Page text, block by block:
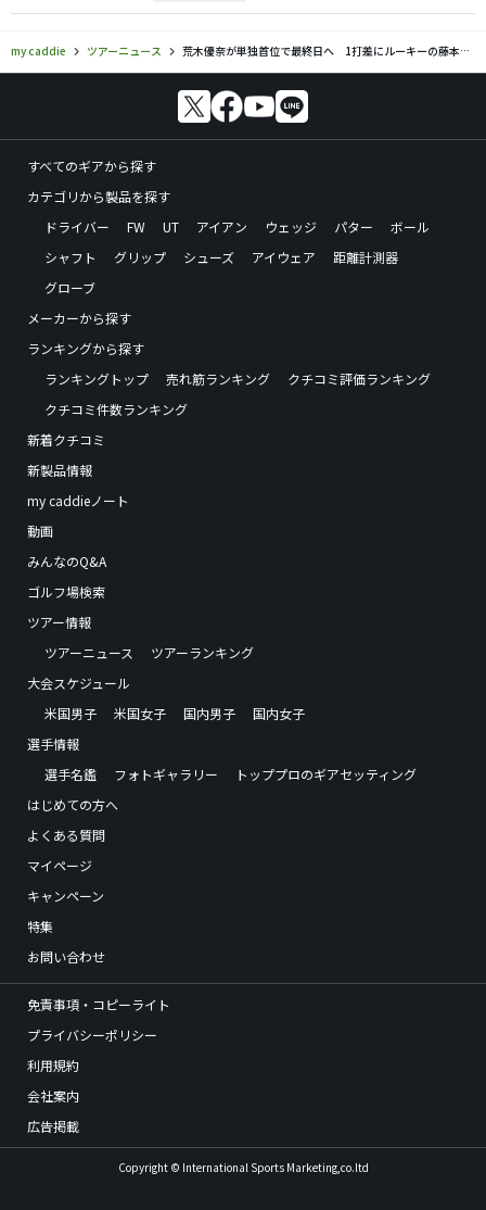
my caddie ツアーニュース 荒木優奈が単独首位で最終日へ 1打差にルーキーの藤本愛菜
すべてのギアから探す
カテゴリから製品を探す
ドライバー
FW UT アイアン ウェッジ パター
ボール
シャフト
グリップ シューズ アイウェア
距離計測器
グローブ
メーカーから探す
ランキングから探す
ランキングトップ
売れ筋ランキング
クチコミ評価ランキング
クチコミ件数ランキング
新着クチコミ
新製品情報
my caddieノート
動画
みんなのQ&A
ゴルフ場検索
ツアー情報
ツアーニュース
ツアーランキング
大会スケジュール
米国男子
米国女子 国内男子
国内女子
選手情報
選手名鑑
フォトギャラリー
トッププロのギアセッティング
はじめての方へ
よくある質問
マイページ
キャンペーン
特集
お問い合わせ
免責事項・コピーライト
プライバシーポリシー
利用規約
会社案内
広告掲載
Copyright © International Sports Marketing,co.ltd